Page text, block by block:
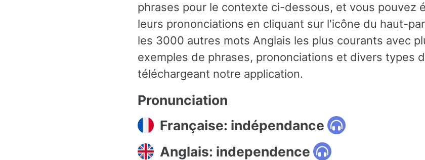
phrases pour le contexte ci-dessous, et vous pouvez
leurs prononciations en cliquant sur l'icône du haut-
les 3000 autres mots Anglais les plus courants avec
exemples de phrases, prononciations et divers types
téléchargeant notre application.
Pronunciation
Française: indépendance
Anglais: independence